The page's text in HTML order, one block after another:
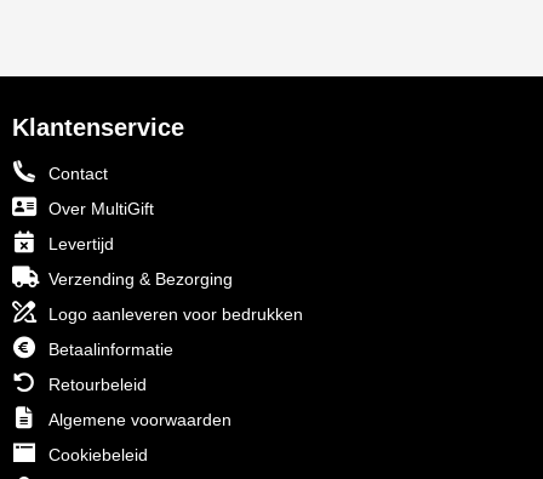
Klantenservice
Contact
Over MultiGift
Levertijd
Verzending & Bezorging
Logo aanleveren voor bedrukken
Betaalinformatie
Retourbeleid
Algemene voorwaarden
Cookiebeleid